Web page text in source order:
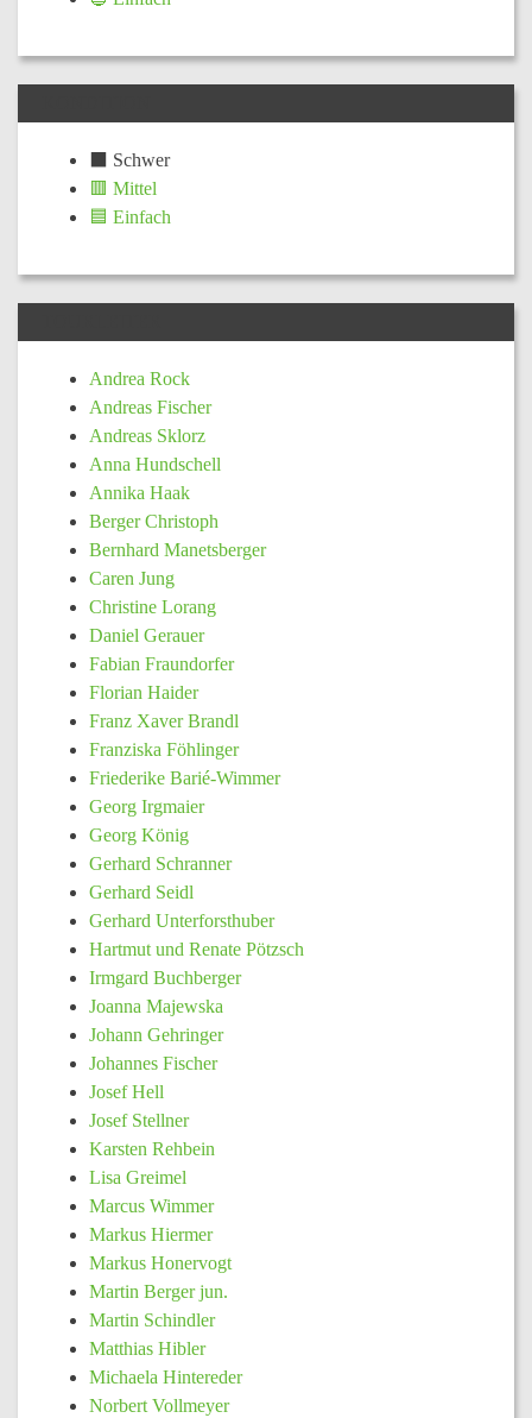
⬛ Schwer
🟥 Mittel
🟦 Einfach
Andrea Rock
Andreas Fischer
Andreas Sklorz
Anna Hundschell
Annika Haak
Berger Christoph
Bernhard Manetsberger
Caren Jung
Christine Lorang
Daniel Gerauer
Fabian Fraundorfer
Florian Haider
Franz Xaver Brandl
Franziska Föhlinger
Friederike Barié-Wimmer
Georg Irgmaier
Georg König
Gerhard Schranner
Gerhard Seidl
Gerhard Unterforsthuber
Hartmut und Renate Pötzsch
Irmgard Buchberger
Joanna Majewska
Johann Gehringer
Johannes Fischer
Josef Hell
Josef Stellner
Karsten Rehbein
Lisa Greimel
Marcus Wimmer
Markus Hiermer
Markus Honervogt
Martin Berger jun.
Martin Schindler
Matthias Hibler
Michaela Hintereder
Norbert Vollmeyer